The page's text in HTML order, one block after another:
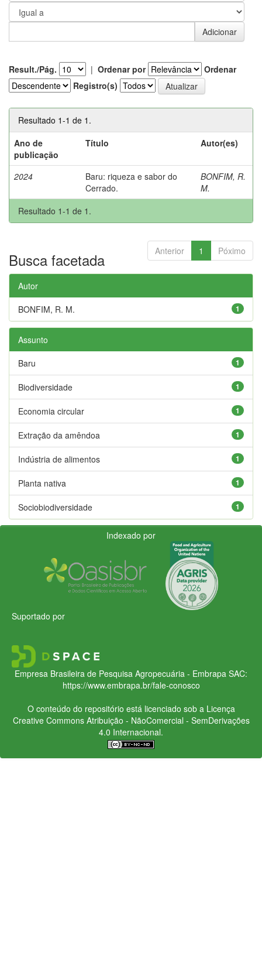
Result./Pág. | Ordenar por
Ordenar
Registro(s)
Resultado 1-1 de 1.
Ano de
publicação
Título Autor(es)
2024
Baru: riqueza e sabor do
Cerrado.
BONFIM, R.
M.
Resultado 1-1 de 1.
Anterior 1 Póximo
Busca facetada
Autor
1
BONFIM, R. M.
Assunto
1
Baru
1
Biodiversidade
1
Economia circular
1
Extração da amêndoa
1
Indústria de alimentos
1
Planta nativa
1
Sociobiodiversidade
Indexado por
Suportado por
Empresa Brasileira de Pesquisa Agropecuária - Embrapa SAC:
https://www.embrapa.br/fale-conosco
O conteúdo do repositório está licenciado sob a Licença
Creative CommonsAtribuição - NãoComercial - SemDerivações
4.0 Internacional.